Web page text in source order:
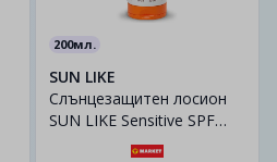
200мл.
SUN LIKE
Слънцезащитен лосион
SUN LIKE Sensitive SPF
50+, 200 мл.